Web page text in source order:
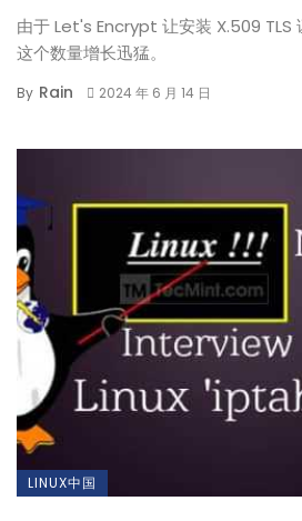
由于 Let's Encrypt 让安装 X.509 TLS
这个数量增长迅猛。
By Rain 2024 年 6 月 14 日
LINUX中国